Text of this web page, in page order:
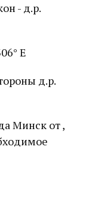
- д.р.
E
д.р.
Минск от ,